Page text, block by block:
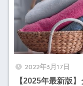
2022年3月17日
【2025年最新版